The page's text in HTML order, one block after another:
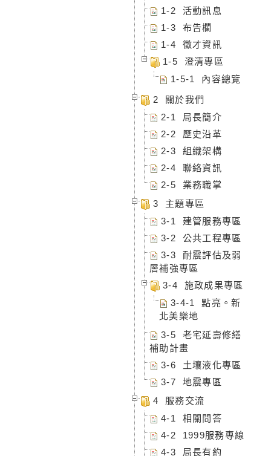
1-2 活動訊息
1-3 布告欄
1-4 徵才資訊
1-5 澄清專區
1-5-1 內容總覽
2 關於我們
2-1 局長簡介
2-2 歷史沿革
2-3 組織架構
2-4 聯絡資訊
2-5 業務職掌
3 主題專區
3-1 建管服務專區
3-2 公共工程專區
3-3 耐震評估及弱
層補強專區
3-4 施政成果專區
3-4-1 點亮。新
北美樂地
3-5 老宅延壽修繕
補助計畫
3-6 土壤液化專區
3-7 地震專區
4 服務交流
4-1 相關問答
4-2 1999服務專線
4-3 局長有約